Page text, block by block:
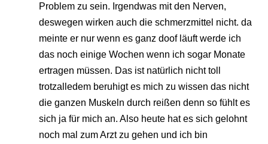
Problem zu sein. Irgendwas mit den Nerven,
deswegen wirken auch die schmerzmittel nicht. da
meinte er nur wenn es ganz doof läuft werde ich
das noch einige Wochen wenn ich sogar Monate
ertragen müssen. Das ist natürlich nicht toll
trotzalledem beruhigt es mich zu wissen das nicht
die ganzen Muskeln durch reißen denn so fühlt es
sich ja für mich an. Also heute hat es sich gelohnt
noch mal zum Arzt zu gehen und ich bin